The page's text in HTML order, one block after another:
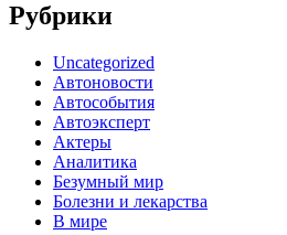
Рубрики
Uncategorized
Автоновости
Автособытия
Автоэксперт
Актеры
Аналитика
Безумный мир
Болезни и лекарства
В мире